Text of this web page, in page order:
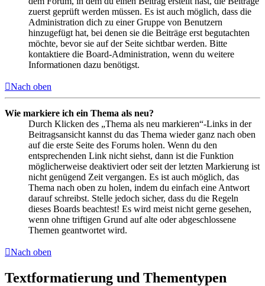
zuerst geprüft werden müssen. Es ist auch möglich, dass die
Administration dich zu einer Gruppe von Benutzern
hinzugefügt hat, bei denen sie die Beiträge erst begutachten
möchte, bevor sie auf der Seite sichtbar werden. Bitte
kontaktiere die Board-Administration, wenn du weitere
Informationen dazu benötigst.
Nach oben
Wie markiere ich ein Thema als neu?
Durch Klicken des „Thema als neu markieren“-Links in der
Beitragsansicht kannst du das Thema wieder ganz nach oben
auf die erste Seite des Forums holen. Wenn du den
entsprechenden Link nicht siehst, dann ist die Funktion
möglicherweise deaktiviert oder seit der letzten Markierung ist
nicht genügend Zeit vergangen. Es ist auch möglich, das
Thema nach oben zu holen, indem du einfach eine Antwort
darauf schreibst. Stelle jedoch sicher, dass du die Regeln
dieses Boards beachtest! Es wird meist nicht gerne gesehen,
wenn ohne triftigen Grund auf alte oder abgeschlossene
Themen geantwortet wird.
Nach oben
Textformatierung und Thementypen